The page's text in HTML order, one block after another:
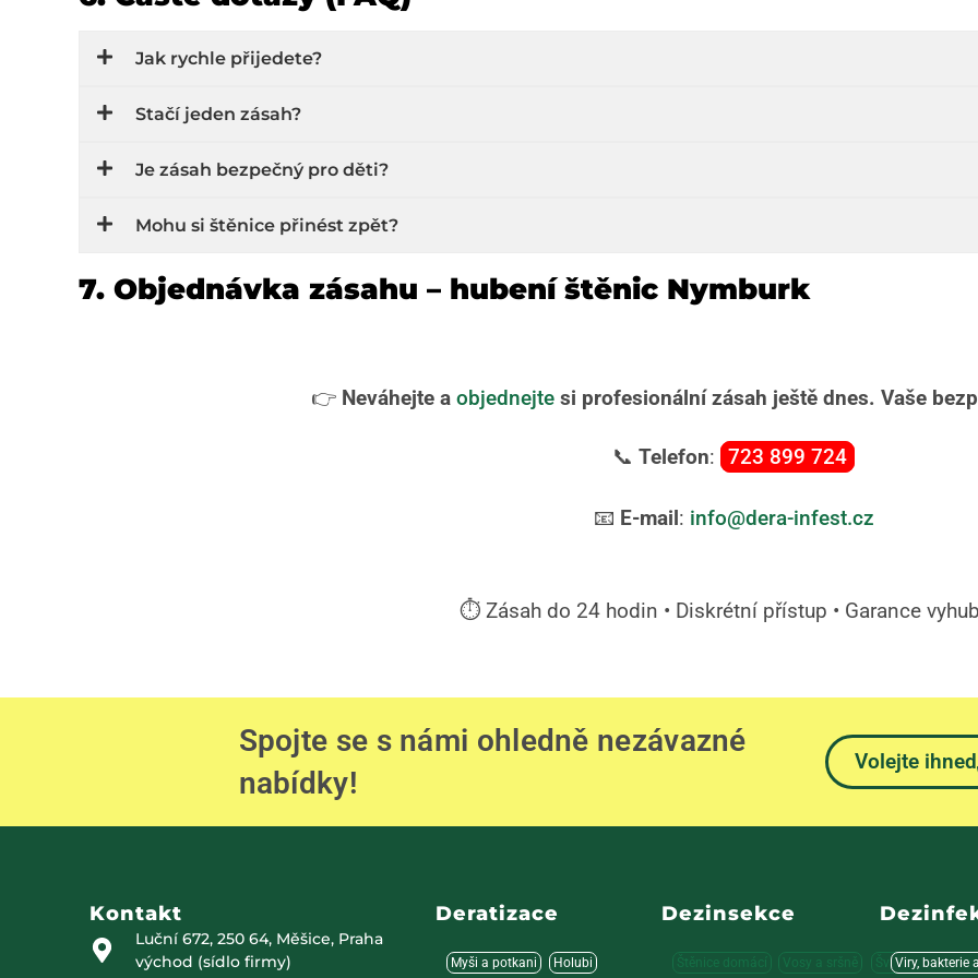
Jak rychle přijedete?
Stačí jeden zásah?
Je zásah bezpečný pro děti?
Mohu si štěnice přinést zpět?
7. Objednávka zásahu – hubení štěnic Nymburk
👉 Neváhejte a objednejte si profesionální zásah ještě dnes. Vaše
📞 Telefon: 723 899 724
📧 E-mail: info@dera-infest.cz
⏱️ Zásah do 24 hodin • Diskrétní přístup • Garance
Spojte se s námi ohledně nezávazné
nabídky!
Volejte ihned
Kontakt
Luční 672, 250 64, Měšice, Praha
východ (sídlo firmy)
Deratizace
Myši a potkani Holubi
Dezinsekce
Štěnice domácí Vosy a sršně Švábi a cvrčci
Viry, bakterie